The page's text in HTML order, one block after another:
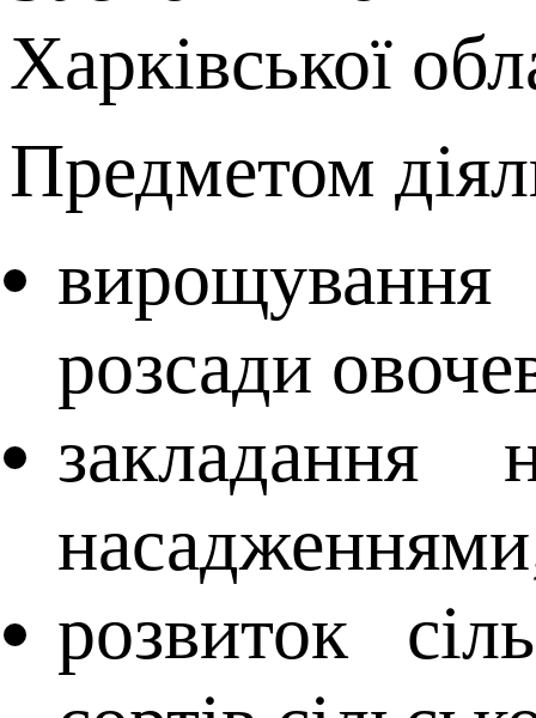
Харківської
Предметом
розсади
розвиток